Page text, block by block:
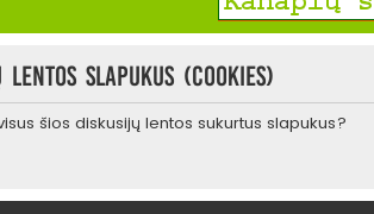
slapukus (cookies)
šios diskusijų lentos sukurtus slapukus?